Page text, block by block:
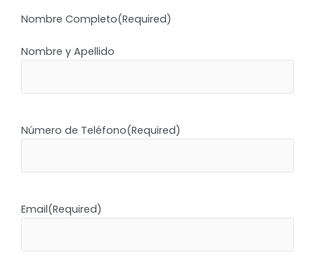
Nombre Completo(Required)
Nombre y Apellido
Número de Teléfono(Required)
Email(Required)